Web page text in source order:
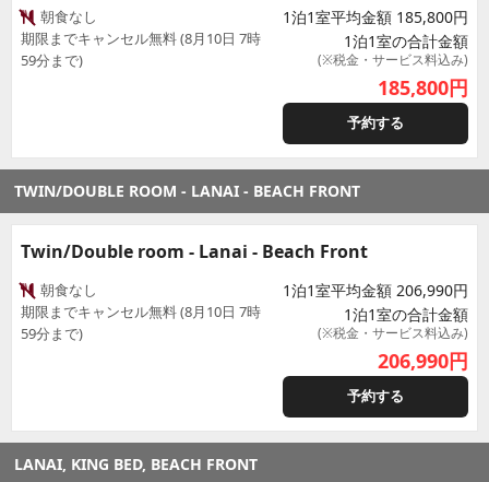
朝食なし
期限までキャンセル無料 (8月10日 7時
59分まで)
1泊1室平均金額 185,800円
1泊1室の合計金額
(※税金・サービス料込み)
185,800円
予約する
TWIN/DOUBLE ROOM - LANAI - BEACH FRONT
Twin/Double room - Lanai - Beach Front
朝食なし
期限までキャンセル無料 (8月10日 7時
59分まで)
1泊1室平均金額 206,990円
1泊1室の合計金額
(※税金・サービス料込み)
206,990円
予約する
LANAI, KING BED, BEACH FRONT